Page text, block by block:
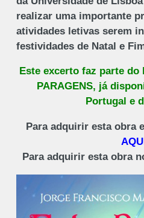
realizar uma importante
atividades letivas serem
festividades de Natal e
Este excerto faz parte
PARAGENS, já
Portugal e
Para adquirir esta obra
Para adquirir esta obra